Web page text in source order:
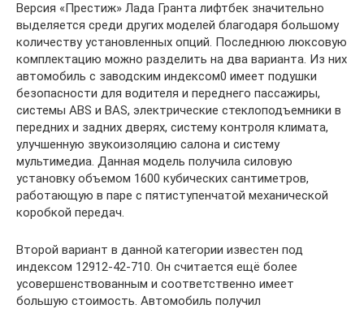
Версия «Престиж» Лада Гранта лифтбек значительно
выделяется среди других моделей благодаря большому
количеству установленных опций. Последнюю люксовую
комплектацию можно разделить на два варианта. Из них
автомобиль с заводским индексом0 имеет подушки
безопасности для водителя и переднего пассажиры,
системы ABS и BAS, электрические стеклоподъемники в
передних и задних дверях, систему контроля климата,
улучшенную звукоизоляцию салона и систему
мультимедиа. Данная модель получила силовую
установку объемом 1600 кубических сантиметров,
работающую в паре с пятиступенчатой механической
коробкой передач.
Второй вариант в данной категории известен под
индексом 12912-42-710. Он считается ещё более
усовершенствованным и соответственно имеет
большую стоимость. Автомобиль получил